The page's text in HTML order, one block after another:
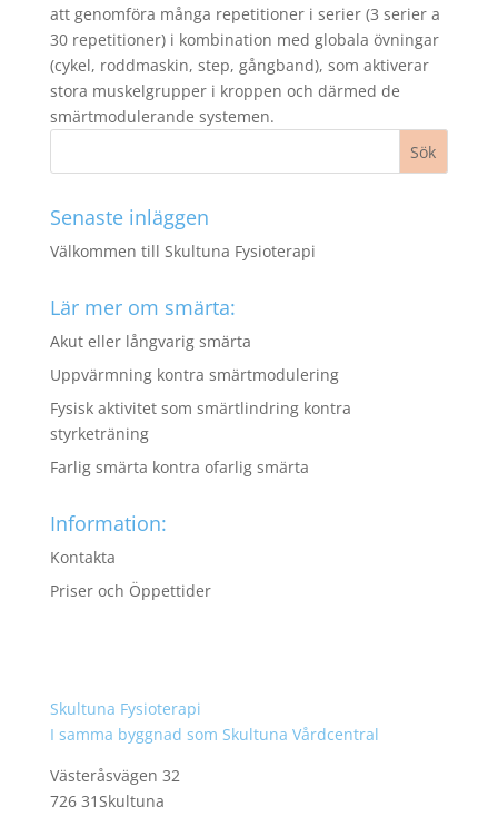
att genomföra många repetitioner i serier (3 serier a
30 repetitioner) i kombination med globala övningar
(cykel, roddmaskin, step, gångband), som aktiverar
stora muskelgrupper i kroppen och därmed de
smärtmodulerande systemen.
Senaste inläggen
Välkommen till Skultuna Fysioterapi
Lär mer om smärta:
Akut eller långvarig smärta
Uppvärmning kontra smärtmodulering
Fysisk aktivitet som smärtlindring kontra
styrketräning
Farlig smärta kontra ofarlig smärta
Information:
Kontakta
Priser och Öppettider
Skultuna Fysioterapi
I samma byggnad som Skultuna Vårdcentral
Västeråsvägen 32
726 31Skultuna